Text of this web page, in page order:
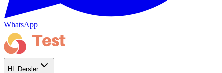
WhatsApp
HL Dersler